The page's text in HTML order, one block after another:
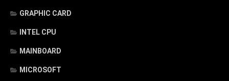
GRAPHIC CARD
INTEL CPU
MAINBOARD
MICROSOFT